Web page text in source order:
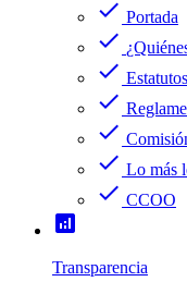
check Portada
check
check Estatutos
check
check
check Lo más
check CCOO
analytics
Transparencia